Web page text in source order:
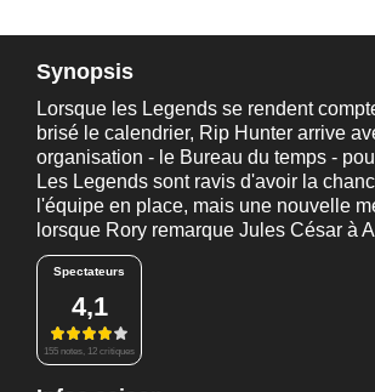
Synopsis
Lorsque les Legends se rendent
brisé le calendrier, Rip Hunter arrive
organisation - le Bureau du temps -
Les Legends sont ravis d'avoir la
l'équipe en place, mais une nouvelle
lorsque Rory remarque Jules César à
Spectateurs
4,1
155 notes, 12 critiques